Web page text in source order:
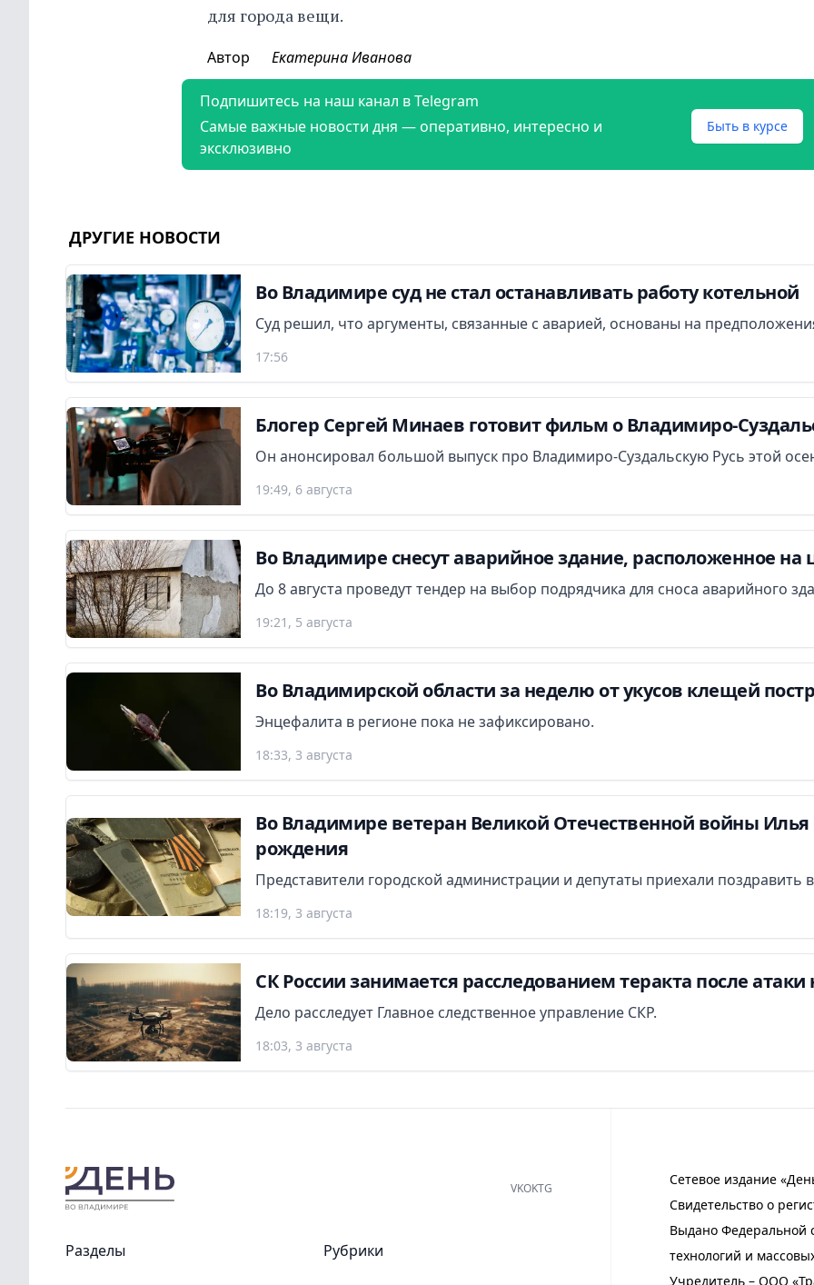
для города вещи.
Автор Екатерина Иванова
Подпишитесь на наш канал в Telegram
Самые важные новости дня — оперативно, интересно и
эксклюзивно
Быть в курсе
ДРУГИЕ НОВОСТИ
Во Владимире суд не стал останавливать работу котельной
Суд решил, что аргументы, связанные с аварией, основаны на
17:56
Блогер Сергей Минаев готовит фильм о Владимиро-
Он анонсировал большой выпуск про Владимиро-Суздальскую Русь этой
19:49, 6 августа
Во Владимире снесут аварийное здание, расположенное на
До 8 августа проведут тендер на выбор подрядчика для сноса аварийного
19:21, 5 августа
Во Владимирской области за неделю от укусов клещей
Энцефалита в регионе пока не зафиксировано.
18:33, 3 августа
Во Владимире ветеран Великой Отечественной войны
рождения
Представители городской администрации и депутаты приехали поздравить
18:19, 3 августа
СК России занимается расследованием теракта после
Дело расследует Главное следственное управление СКР.
18:03, 3 августа
Сетевое издание
Свидетельство о
Выдано Федеральной
технологий и
Учредитель – ООО
VKOKTG
Разделы Рубрики